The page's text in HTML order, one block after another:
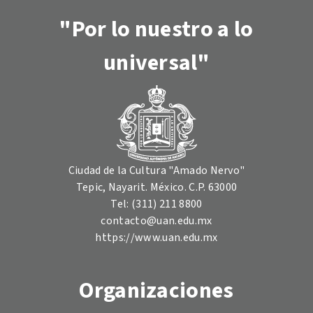
"Por lo nuestro a lo
universal"
Ciudad de la Cultura "Amado Nervo"
Tepic, Nayarit. México. C.P. 63000
Tel: (311) 211 8800
contacto@uan.edu.mx
https://www.uan.edu.mx
Organizaciones